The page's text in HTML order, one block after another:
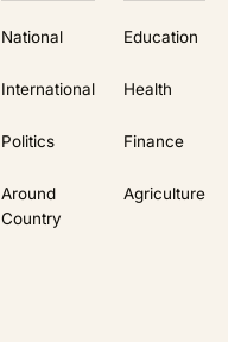
National
International
Politics
Around
Country
Education
Health
Finance
Agriculture